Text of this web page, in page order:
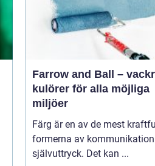
Farrow and Ball –
kulörer för alla möjliga
miljöer
Färg är en av de mest
formerna av
självuttryck. Det kan ...